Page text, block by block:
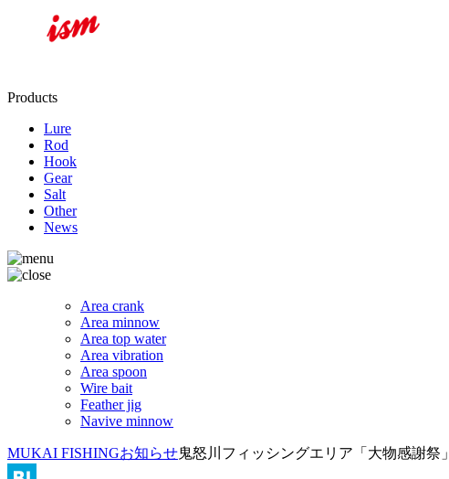
Products
Lure
Rod
Hook
Gear
Salt
Other
News
Area crank
Area minnow
Area top water
Area vibration
Area spoon
Wire bait
Feather jig
Navive minnow
MUKAI FISHINGお知らせ鬼怒川フィッシングエリア「大物感謝祭」